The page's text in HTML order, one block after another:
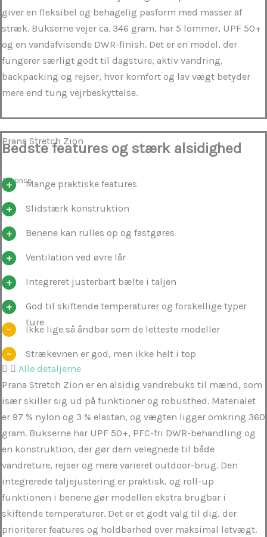
giver en fleksibel og behagelig pasform med masser af
stræk. Bukserne vejer ca. 346 gram, har 5 lommer, UPF 50+
og en vandafvisende DWR-finish. Det er en model, der
fungerer særligt godt til dagsture, aktiv vandring,
backpacking og rejser, hvor komfort og lav vægt betyder
mere end tung vejrbeskyttelse.
Prana Stretch Zion
Bedste features og stærk alsidighed
AnnonceMange praktiske features
Slidstærk konstruktion
Benene kan rulles op og fastgøres
Ventilation ved øvre lår
Integreret justerbart bælte i taljen
God til skiftende temperaturer og forskellige typer
ture
Ikke lige så åndbar som de letteste modeller
Strækevnen er god, men ikke helt i top
Alle detaljerne
Prana Stretch Zion er en alsidig vandrebuks til mænd, som
især skiller sig ud på funktioner og robusthed. Materialet
er 97 % nylon og 3 % elastan, og vægten ligger omkring 360
gram. Bukserne har UPF 50+, PFC-fri DWR-behandling og
en konstruktion, der gør dem velegnede til både
vandreture, rejser og mere varieret outdoor-brug. Den
integrerede taljejustering er praktisk, og roll-up
funktionen i benene gør modellen ekstra brugbar i
skiftende temperaturer. Det er et godt valg til dig, der
prioriterer features og holdbarhed over maksimal letvægt.